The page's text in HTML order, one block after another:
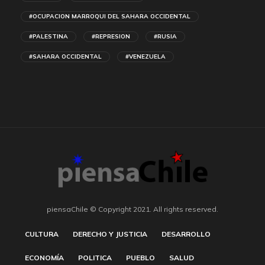
#OCUPACION MARROQUI DEL SAHARA OCCIDENTAL
#PALESTINA #REPRESION #RUSIA
#SAHARA OCCIDENTAL #VENEZUELA
piensaChile © Copyright 2021. All rights reserved.
CULTURA DERECHO Y JUSTICIA DESARROLLO
ECONOMÍA POLITICA PUEBLO SALUD